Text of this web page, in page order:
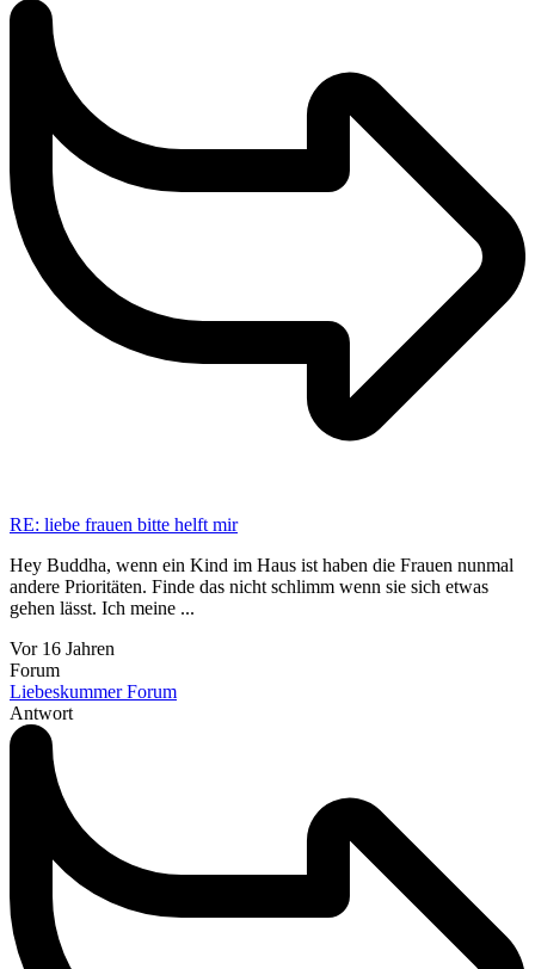
RE: liebe frauen bitte helft mir
Hey Buddha, wenn ein Kind im Haus ist haben die Frauen nunmal
andere Prioritäten. Finde das nicht schlimm wenn sie sich etwas
gehen lässt. Ich meine ...
Vor 16 Jahren
Forum
Liebeskummer Forum
Antwort